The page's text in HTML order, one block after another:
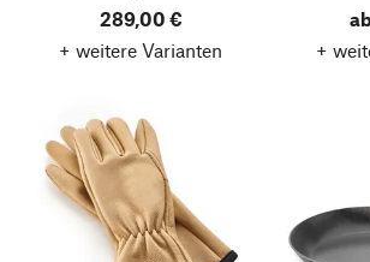
289,00 €
+ weitere Varianten
+